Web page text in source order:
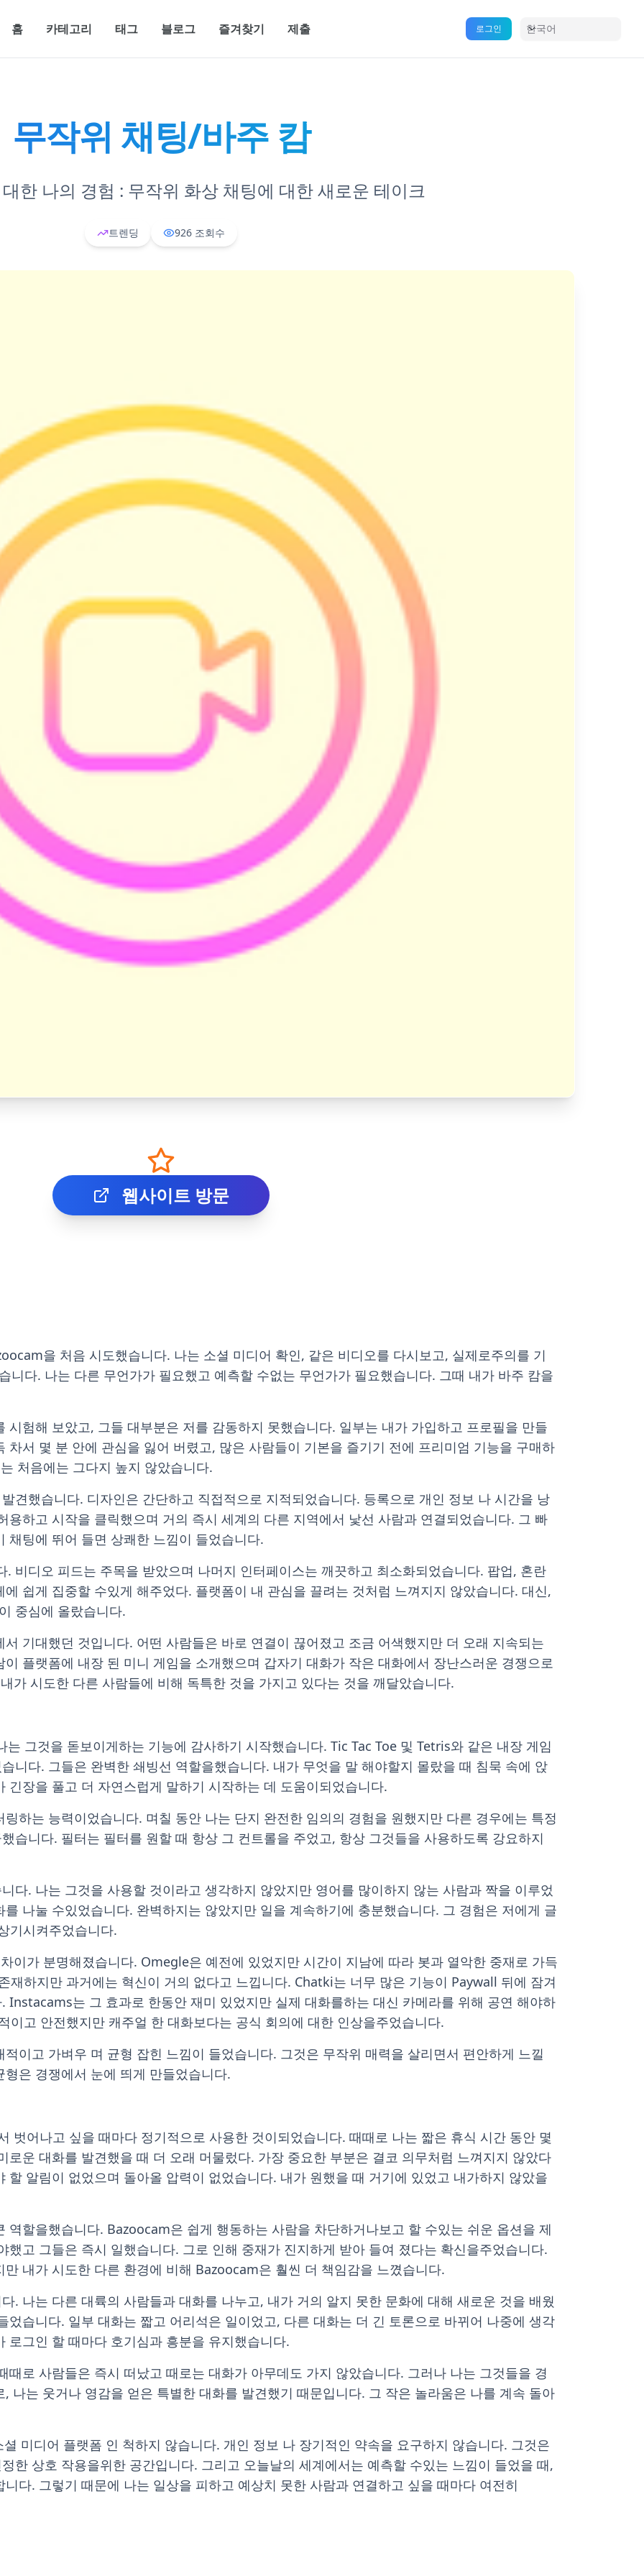
홈 카테고리 태그 블로그 즐겨찾기 제출 로그인 한국어
무작위 채팅/바주 캄
한 나의 경험 : 무작위 화상 채팅에 대한 새로운 테이크
트렌딩 926 조회수
웹사이트 방문
을 처음 시도했습니다. 나는 소셜 미디어 확인, 같은 비디오를 다시보고, 실제로주의를 기
니다. 나는 다른 무언가가 필요했고 예측할 수없는 무언가가 필요했습니다. 그때 내가 바주 캄을
시험해 보았고, 그들 대부분은 저를 감동하지 못했습니다. 일부는 내가 가입하고 프로필을 만들
차서 몇 분 안에 관심을 잃어 버렸고, 많은 사람들이 기본을 즐기기 전에 프리미엄 기능을 구매하
처음에는 그다지 높지 않았습니다.
견했습니다. 디자인은 간단하고 직접적으로 지적되었습니다. 등록으로 개인 정보 나 시간을 낭
용하고 시작을 클릭했으며 거의 ​​즉시 세계의 다른 지역에서 낯선 사람과 연결되었습니다. 그 빠
채팅에 뛰어 들면 상쾌한 느낌이 들었습니다.
비디오 피드는 주목을 받았으며 나머지 인터페이스는 깨끗하고 최소화되었습니다. 팝업, 혼란
쉽게 집중할 수있게 해주었다. 플랫폼이 내 관심을 끌려는 것처럼 느껴지지 않았습니다. 대신,
중심에 올랐습니다.
기대했던 것입니다. 어떤 사람들은 바로 연결이 끊어졌고 조금 어색했지만 더 오래 지속되는
플랫폼에 내장 된 미니 게임을 소개했으며 갑자기 대화가 작은 대화에서 장난스러운 경쟁으로
가 시도한 다른 사람들에 비해 독특한 것을 가지고 있다는 것을 깨달았습니다.
그것을 돋보이게하는 기능에 감사하기 시작했습니다. Tic Tac Toe 및 Tetris와 같은 내장 게임
니다. 그들은 완벽한 쇄빙선 역할을했습니다. 내가 무엇을 말 해야할지 몰랐을 때 침묵 속에 앉
긴장을 풀고 더 자연스럽게 말하기 시작하는 데 도움이되었습니다.
하는 능력이었습니다. 며칠 동안 나는 단지 완전한 임의의 경험을 원했지만 다른 경우에는 특정
습니다. 필터는 필터를 원할 때 항상 그 컨트롤을 주었고, 항상 그것들을 사용하도록 강요하지
다. 나는 그것을 사용할 것이라고 생각하지 않았지만 영어를 많이하지 않는 사람과 짝을 이루었
나눌 수있었습니다. 완벽하지는 않았지만 일을 계속하기에 충분했습니다. 그 경험은 저에게 글
기시켜주었습니다.
이가 분명해졌습니다. Omegle은 예전에 있었지만 시간이 지남에 따라 봇과 열악한 중재로 가득
하지만 과거에는 혁신이 거의 없다고 느낍니다. Chatki는 너무 많은 기능이 Paywall 뒤에 잠겨
Instacams는 그 효과로 한동안 재미 있었지만 실제 대화를하는 대신 카메라를 위해 공연 해야하
이고 안전했지만 캐주얼 한 대화보다는 공식 회의에 대한 인상을주었습니다.
이고 가벼우 며 균형 잡힌 느낌이 들었습니다. 그것은 무작위 매력을 살리면서 편안하게 느낄
은 경쟁에서 눈에 띄게 만들었습니다.
벗어나고 싶을 때마다 정기적으로 사용한 것이되었습니다. 때때로 나는 짧은 휴식 시간 동안 몇
로운 대화를 발견했을 때 더 오래 머물렀다. 가장 중요한 부분은 결코 의무처럼 느껴지지 않았다
할 알림이 없었으며 돌아올 압력이 없었습니다. 내가 원했을 때 거기에 있었고 내가하지 않았을
역할을했습니다. Bazoocam은 쉽게 행동하는 사람을 차단하거나보고 할 수있는 쉬운 옵션을 제
했고 그들은 즉시 일했습니다. 그로 인해 중재가 진지하게 받아 들여 졌다는 확신을주었습니다.
내가 시도한 다른 환경에 비해 Bazoocam은 훨씬 더 책임감을 느꼈습니다.
. 나는 다른 대륙의 사람들과 대화를 나누고, 내가 거의 알지 못한 문화에 대해 새로운 것을 배웠
었습니다. 일부 대화는 짧고 어리석은 일이었고, 다른 대화는 더 긴 토론으로 바뀌어 나중에 생각
로그인 할 때마다 호기심과 흥분을 유지했습니다.
때로 사람들은 즉시 떠났고 때로는 대화가 아무데도 가지 않았습니다. 그러나 나는 그것들을 경
나는 웃거나 영감을 얻은 특별한 대화를 발견했기 때문입니다. 그 작은 놀라움은 나를 계속 돌아
미디어 플랫폼 인 척하지 않습니다. 개인 정보 나 장기적인 약속을 요구하지 않습니다. 그것은
한 상호 작용을위한 공간입니다. 그리고 오늘날의 세계에서는 예측할 수있는 느낌이 들었을 때,
다. 그렇기 때문에 나는 일상을 피하고 예상치 못한 사람과 연결하고 싶을 때마다 여전히